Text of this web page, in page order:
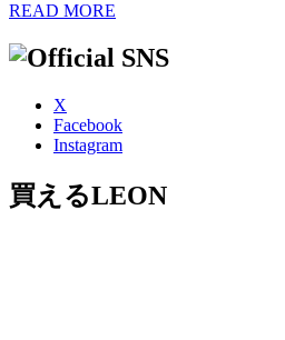
READ MORE
X
Facebook
Instagram
買えるLEON